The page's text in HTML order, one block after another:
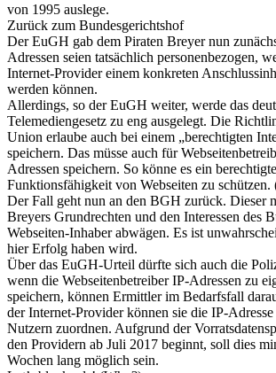
von 1995 auslege.
Zurück zum Bundesgerichtshof
Der EuGH gab dem Piraten Breyer nun
Adressen seien tatsächlich personenbezogen,
Internet-Provider einem konkreten
werden können.
Allerdings, so der EuGH weiter, werde das
Telemediengesetz zu eng ausgelegt. Die
Union erlaube auch bei einem „berechtigten
speichern. Das müsse auch für
Adressen speichern. So könne es ein
Funktionsfähigkeit von Webseiten zu
Der Fall geht nun an den BGH zurück. Dieser
Breyers Grundrechten und den Interessen des
Webseiten-Inhaber abwägen. Es ist
hier Erfolg haben wird.
Über das EuGH-Urteil dürfte sich auch die
wenn die Webseitenbetreiber IP-Adressen zu
speichern, können Ermittler im Bedarfsfall
der Internet-Provider können sie die IP-
Nutzern zuordnen. Aufgrund der
den Providern ab Juli 2017 beginnt, soll dies
Wochen lang möglich sein.